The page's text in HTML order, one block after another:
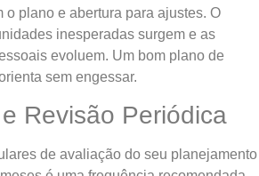
o plano e abertura para ajustes. O
inesperadas surgem e as
evoluem. Um bom plano de
sem engessar.
Revisão Periódica
de avaliação do seu planejamento